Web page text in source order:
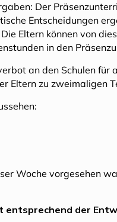
Der
Entscheidungen
Eltern können von
in den
an den Schulen
Eltern zu zweimaligen
Woche vorgesehen
der